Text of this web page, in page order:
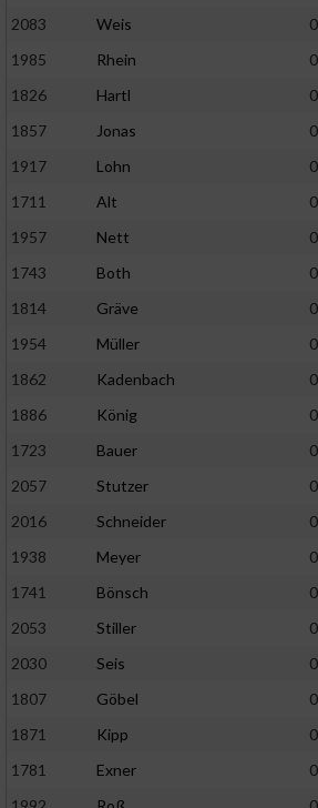
2083
Weis
1985
Rhein
1826
Hartl
1857
Jonas
1917
Lohn
1711
Alt
1957
Nett
1743
Both
1814
Gräve
1954
Müller
1862
Kadenbach
1886
König
1723
Bauer
2057
Stutzer
2016
Schneider
1938
Meyer
1741
Bönsch
2053
Stiller
2030
Seis
1807
Göbel
1871
Kipp
1781
Exner